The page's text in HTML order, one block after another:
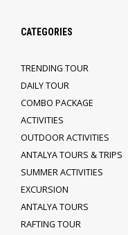
CATEGORIES
TRENDING TOUR
DAILY TOUR
COMBO PACKAGE
ACTIVITIES
OUTDOOR ACTIVITIES
ANTALYA TOURS & TRIPS
SUMMER ACTIVITIES
EXCURSION
ANTALYA TOURS
RAFTING TOUR